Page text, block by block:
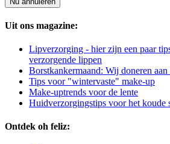
Uit ons magazine:
Lipverzorging - hier zijn een paar
verzorgende lippen
Borstkankermaand: Wij doneren
Tips voor "wintervaste" make-up
Make-uptrends voor de lente
Huidverzorgingstips voor het koude
Ontdek oh feliz: